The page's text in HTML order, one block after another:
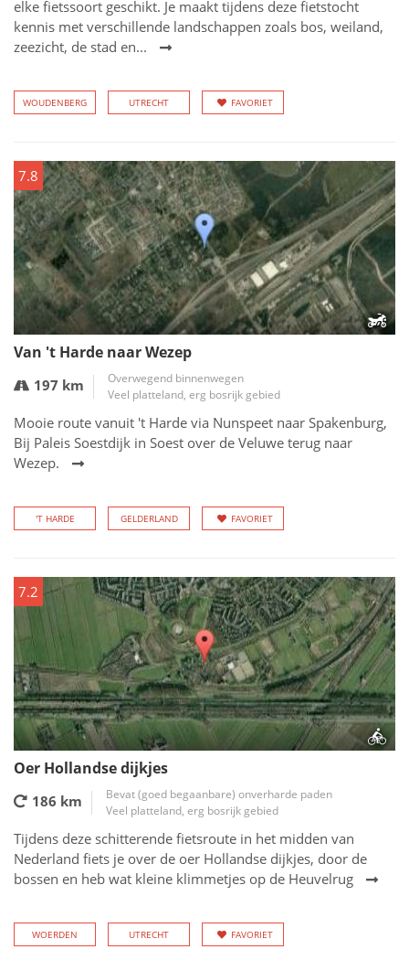
elke fietssoort geschikt. Je maakt tijdens deze fietstocht
kennis met verschillende landschappen zoals bos, weiland,
zeezicht, de stad en...
WOUDENBERG UTRECHT FAVORIET
7.8
Van 't Harde naar Wezep
197 km
Overwegend binnenwegen
Veel platteland, erg bosrijk gebied
Mooie route vanuit 't Harde via Nunspeet naar Spakenburg,
Bij Paleis Soestdijk in Soest over de Veluwe terug naar
Wezep.
'T HARDE GELDERLAND FAVORIET
7.2
Oer Hollandse dijkjes
186 km
Bevat (goed begaanbare) onverharde paden
Veel platteland, erg bosrijk gebied
Tijdens deze schitterende fietsroute in het midden van
Nederland fiets je over de oer Hollandse dijkjes, door de
bossen en heb wat kleine klimmetjes op de Heuvelrug
WOERDEN UTRECHT FAVORIET